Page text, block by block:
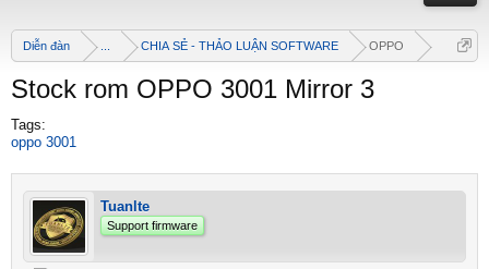
Diễn đàn CHIA SẺ - THẢO LUẬN SOFTWARE OPPO
Stock rom OPPO 3001 Mirror 3
Tags:
oppo 3001
Tuanlte
Support firmware